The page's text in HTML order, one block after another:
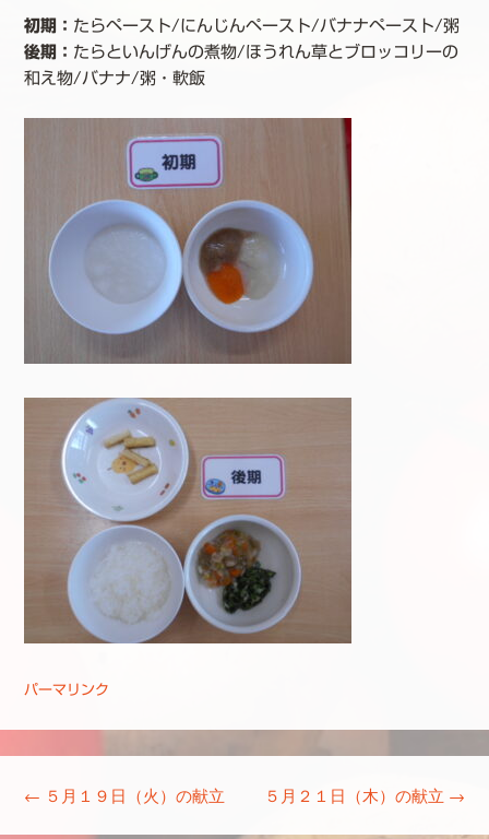
初期： たらペースト/にんじんペースト/バナナペースト/粥
後期 ： たらといんげんの煮物/ほうれん草とブロッコリーの
和え物/バナナ/粥・軟飯
パーマリンク
← ５月１９日（火）の献立 ５月２１日（木）の献立 →